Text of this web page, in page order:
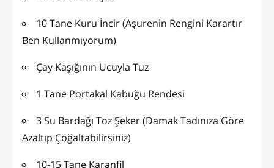
10 Tane Kuru İncir (Aşurenin Rengini Karartır
Ben Kullanmıyorum)
Çay Kaşığının Ucuyla Tuz
1 Tane Portakal Kabuğu Rendesi
3 Su Bardağı Toz Şeker (Damak Tadınıza Göre
Azaltıp Çoğaltabilirsiniz)
10-15 Tane Karanfil